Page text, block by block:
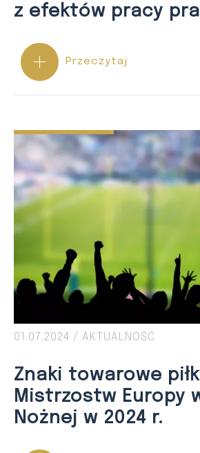
z efektów pracy
Przeczytaj
01.07.2024 / AKTUALNOŚĆ
Znaki towarowe
Mistrzostw Europy
Nożnej w 2024 r.